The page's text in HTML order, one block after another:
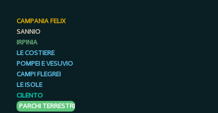
CAMPANIA FELIX
SANNIO
IRPINIA
LE COSTIERE
POMPEI E VESUVIO
CAMPI FLEGREI
LE ISOLE
CILENTO
PARCHI TERRESTRI